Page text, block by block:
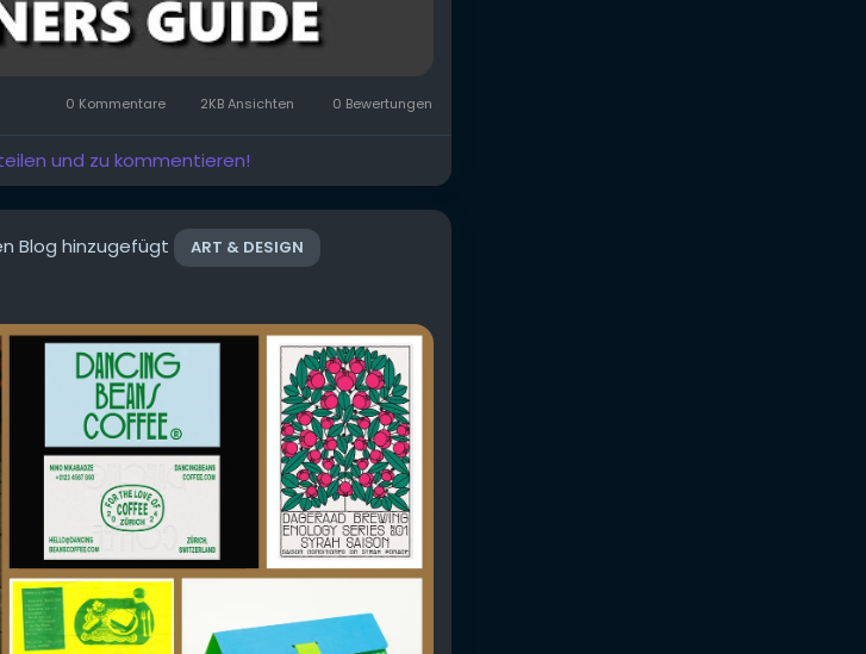
0 Kommentare 2KB Ansichten 0 Bewertungen
und zu kommentieren!
Blog hinzugefügt ART & DESIGN